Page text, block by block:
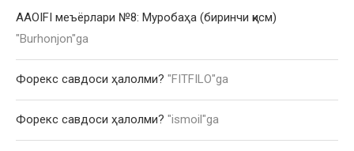
AAOIFI меъёрлари №8: Муробаҳа (биринчи қисм)
"Burhonjon"ga
Форекс савдоси ҳалолми? "FITFILO"ga
Форекс савдоси ҳалолми? "ismoil"ga